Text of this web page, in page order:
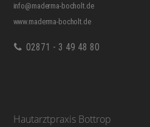
info@maderma-bocholt.de
www.maderma-bocholt.de
02871 - 3 49 48 80
Hautarztpraxis Bottrop